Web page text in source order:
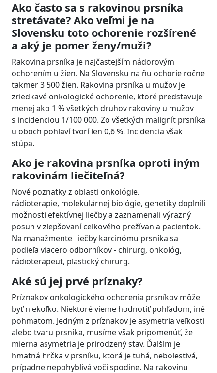
Ako často sa s rakovinou prsníka
stretávate? Ako veľmi je na
Slovensku toto ochorenie rozšírené
a aký je pomer ženy/muži?
Rakovina prsníka je najčastejším nádorovým
ochorením u žien. Na Slovensku na ňu ochorie ročne
takmer 3 500 žien. Rakovina prsníka u mužov je
zriedkavé onkologické ochorenie, ktoré predstavuje
menej ako 1 % všetkých druhov rakoviny u mužov
s incidenciou 1/100 000. Zo všetkých malignít prsníka
u oboch pohlaví tvorí len 0,6 %. Incidencia však
stúpa.
Ako je rakovina prsníka oproti iným
rakovinám liečiteľná?
Nové poznatky z oblasti onkológie,
rádioterapie, molekulárnej biológie, genetiky doplnili
možnosti efektívnej liečby a zaznamenali výrazný
posun v zlepšovaní celkového prežívania pacientok.
Na manažmente liečby karcinómu prsníka sa
podieľa viacero odborníkov - chirurg, onkológ,
rádioterapeut, plastický chirurg.
Aké sú jej prvé príznaky?
Príznakov onkologického ochorenia prsníkov môže
byť niekoľko. Niektoré vieme hodnotiť pohľadom, iné
pohmatom. Jedným z príznakov je asymetria veľkosti
alebo tvaru prsníka, musíme však pripomenúť, že
mierna asymetria je prirodzený stav. Ďalším je
hmatná hrčka v prsníku, ktorá je tuhá, nebolestivá,
prípadne nepohyblivá voči spodine. Na rakovinu